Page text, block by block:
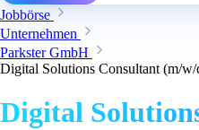
Jobbörse
Unternehmen
Parkster GmbH
Digital Solutions Consultant (m/w/
Digital